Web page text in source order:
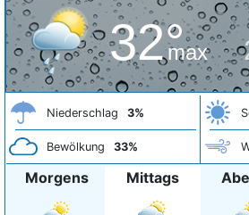
32°
max
Niederschlag 3%
Bewölkung 33%
Morgens Mittags